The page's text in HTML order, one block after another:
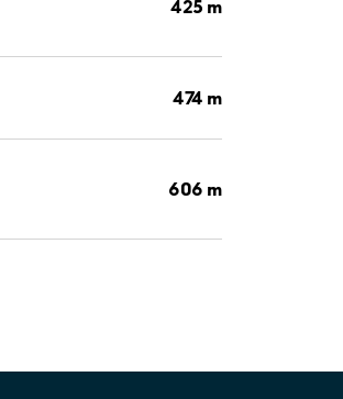
425 m
474 m
606 m